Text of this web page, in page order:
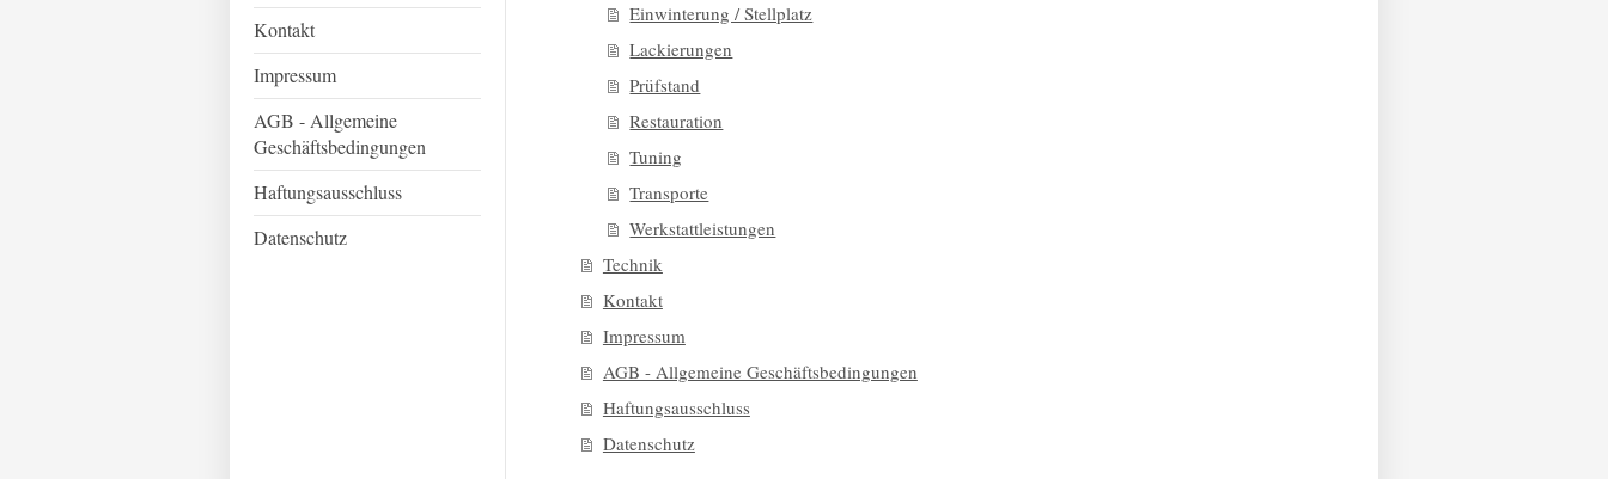
Kontakt
Impressum
AGB - Allgemeine
Geschäftsbedingungen
Haftungsausschluss
Datenschutz
Einwinterung / Stellplatz
Lackierungen
Prüfstand
Restauration
Tuning
Transporte
Werkstattleistungen
Technik
Kontakt
Impressum
AGB - Allgemeine Geschäftsbedingungen
Haftungsausschluss
Datenschutz